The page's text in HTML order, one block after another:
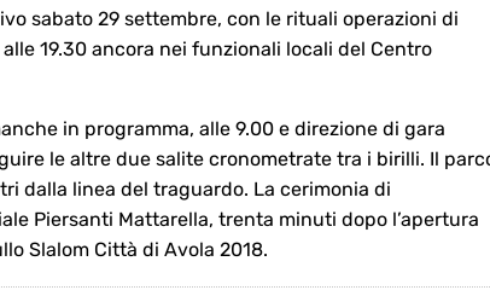
sabato 29 settembre, con le rituali operazioni di
19.30 ancora nei funzionali locali del Centro
in programma, alle 9.00 e direzione di gara
le altre due salite cronometrate tra i birilli. Il
dalla linea del traguardo. La cerimonia di
Piersanti Mattarella, trenta minuti dopo l’apertura
Slalom Città di Avola 2018.